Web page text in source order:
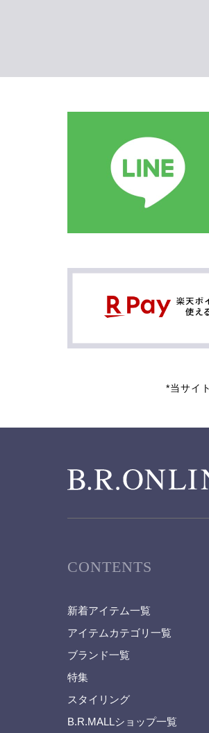
*当サイ
CONTENTS
新着アイテム一覧
アイテムカテゴリ一覧
ブランド一覧
特集
スタイリング
B.R.MALLショップ一覧